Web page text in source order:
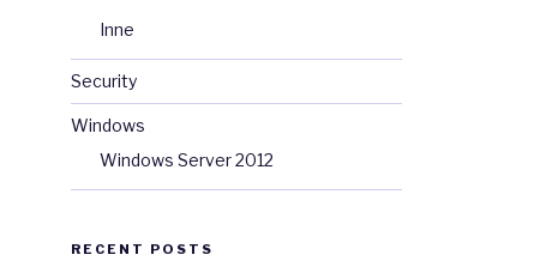
Inne
Security
Windows
Windows Server 2012
RECENT POSTS